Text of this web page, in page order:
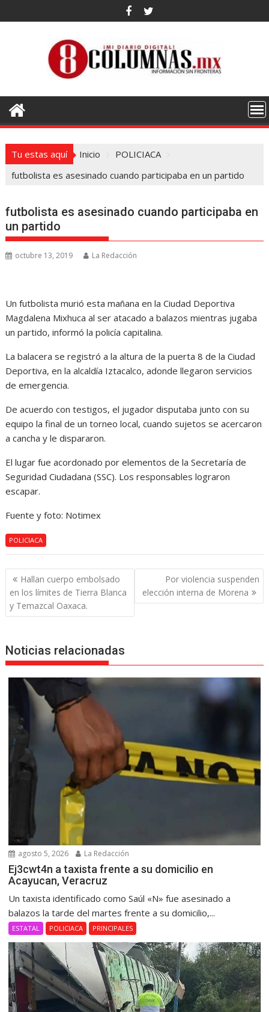
al
Tu estas aquí Inicio
POLICIACA
futbolista es asesinado cuando participaba en un partido
futbolista es asesinado cuando participaba en
un partido
octubre 13, 2019 La Redacción
Un futbolista murió esta mañana en la Ciudad Deportiva
Magdalena Mixhuca al ser atacado a balazos mientras jugaba
un partido, informó la policía capitalina.
La balacera se registró a la altura de la puerta 8 de la Ciudad
Deportiva, en la alcaldía Iztacalco, adonde llegaron servicios
de emergencia.
De acuerdo con testigos, el jugador disputaba junto con su
equipo la final de un torneo local, cuando sujetos se acercaron
a cancha y le dispararon.
El lugar fue acordonado por elementos de la Secretaría de
Seguridad Ciudadana (SSC). Los responsables lograron
escapar.
Fuente y foto: Notimex
POLICIACA
Navegación
de
entradas
Hallan cuerpo embolsado
en los límites de Tierra Blanca
y Temazcal Oaxaca.
Por violencia suspenden
elección interna de Morena
Noticias relacionadas
agosto 5, 2026 La Redacción
Ej3cwt4n a taxista frente a su domicilio en
Acayucan, Veracruz
Un taxista identificado como Saúl «N» fue asesinado a
balazos la tarde del martes frente a su domicilio,...
ESTATAL POLICIACA PRINCIPALES